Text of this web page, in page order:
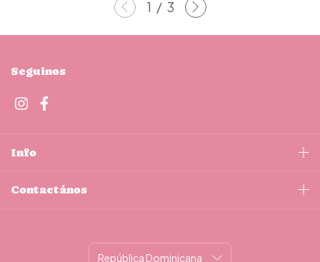
1 / 3
Seguinos
Info
Contactános